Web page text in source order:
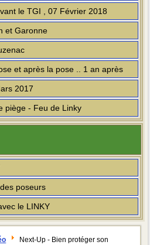
le TGI , 07 Février 2018
et Garonne
et après la pose .. 1 an après
2017
piège - Feu de Linky
poseurs
le LINKY
Next-Up - Bien protéger son